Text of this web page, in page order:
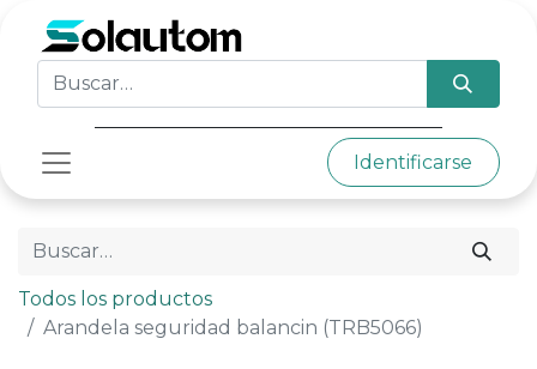
Identificarse
Todos los productos
Arandela seguridad balancin (TRB5066)